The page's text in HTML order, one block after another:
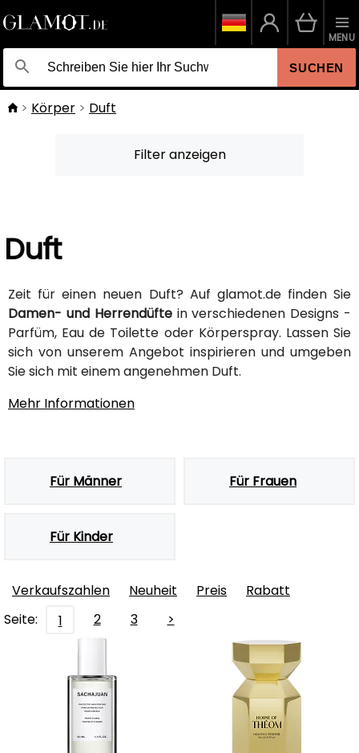
SUCHEN
MENU
Körper Duft
Filter anzeigen
Duft
Zeit für einen neuen Duft? Auf glamot.de finden Sie
Damen- und Herrendüftein verschiedenen Designs -
Parfüm, Eau de Toilette oder Körperspray. Lassen Sie
sich von unserem Angebot inspirieren und umgeben
Sie sich mit einem angenehmen Duft.
Mehr Informationen
Für Männer Für Frauen
Für Kinder
Verkaufszahlen Neuheit Preis
Rabatt
Seite:
1 2 3 >